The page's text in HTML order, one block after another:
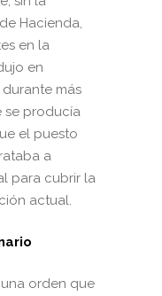
Hacienda,
en la
en
más
se producía
el puesto
a
para cubrir la
actual.
orden que